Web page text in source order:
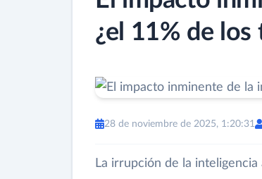
¿el 11% de los
28 de noviembre de 2025, 1:20:31
La irrupción de la